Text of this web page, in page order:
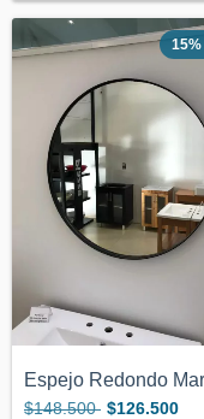
15%
$148.500 $126.500